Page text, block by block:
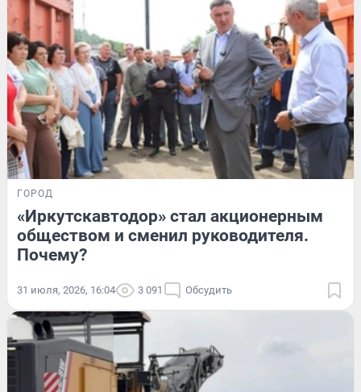
ГОРОД
«Иркутскавтодор» стал акционерным
обществом и сменил руководителя.
Почему?
31 июля, 2026, 16:04 3 091 Обсудить